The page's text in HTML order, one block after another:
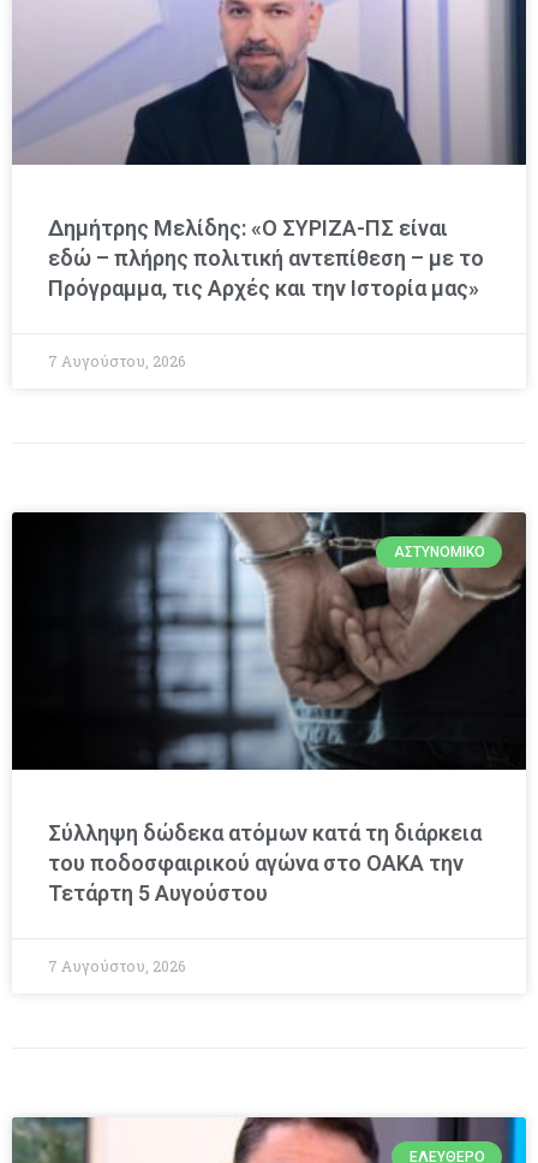
Δημήτρης Μελίδης: «Ο ΣΥΡΙΖΑ-ΠΣ είναι
εδώ – πλήρης πολιτική αντεπίθεση – με το
Πρόγραμμα, τις Αρχές και την Ιστορία μας»
7 Αυγούστου, 2026
ΑΣΤΥΝΟΜΙΚΌ
Σύλληψη δώδεκα ατόμων κατά τη διάρκεια
του ποδοσφαιρικού αγώνα στο ΟΑΚΑ την
Τετάρτη 5 Αυγούστου
7 Αυγούστου, 2026
ΕΛΕΎΘΕΡΟ